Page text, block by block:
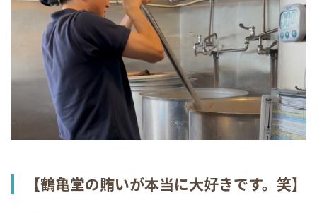
【鶴亀堂の賄いが本当に大好きです。笑】